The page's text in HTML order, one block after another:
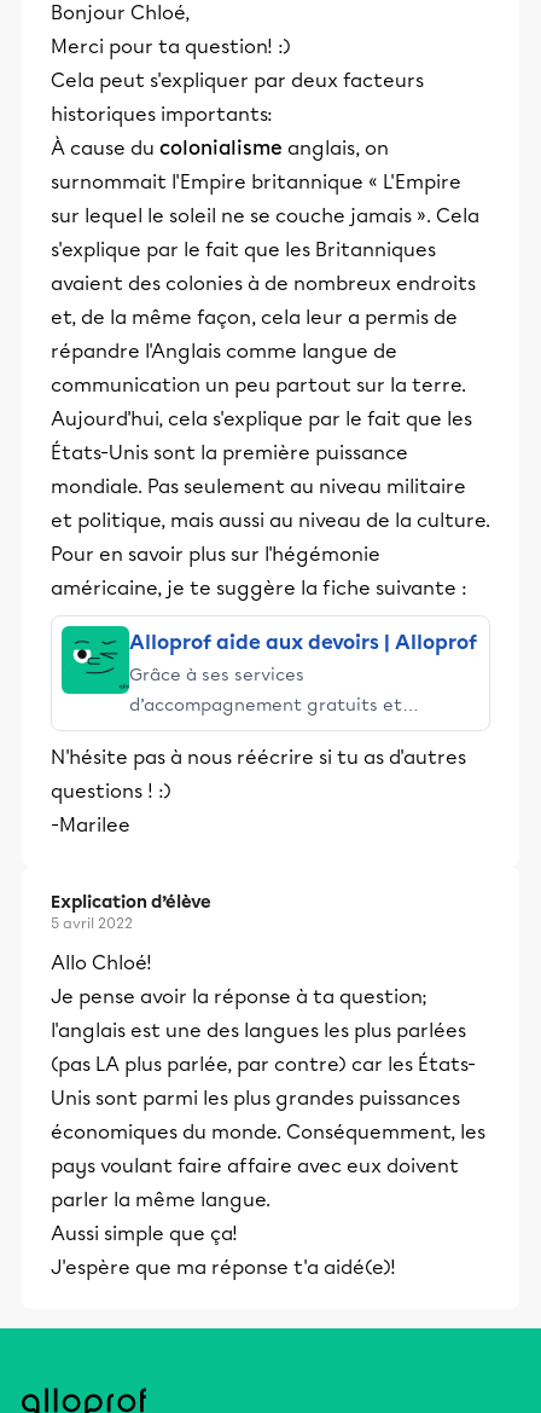
Bonjour Chloé,
Merci pour ta question! :)
Cela peut s'expliquer par deux facteurs
historiques importants:
À cause du colonialisme anglais, on
surnommait l'Empire britannique « L'Empire
sur lequel le soleil ne se couche jamais ». Cela
s'explique par le fait que les Britanniques
avaient des colonies à de nombreux endroits
et, de la même façon, cela leur a permis de
répandre l'Anglais comme langue de
communication un peu partout sur la terre.
Aujourd'hui, cela s'explique par le fait que les
États-Unis sont la première puissance
mondiale. Pas seulement au niveau militaire
et politique, mais aussi au niveau de la culture.
Pour en savoir plus sur l'hégémonie
américaine, je te suggère la fiche suivante :
Alloprof aide aux devoirs | Alloprof
Grâce à ses services
d’accompagnement gratuits et
stimulants, Alloprof engage les élèves
et leurs parents dans la réussite
éducative.
N'hésite pas à nous réécrire si tu as d'autres
questions ! :)
-Marilee
Explication d’élève
5 avril 2022
Allo Chloé!
Je pense avoir la réponse à ta question;
l'anglais est une des langues les plus parlées
(pas LA plus parlée, par contre) car les États-
Unis sont parmi les plus grandes puissances
économiques du monde. Conséquemment, les
pays voulant faire affaire avec eux doivent
parler la même langue.
Aussi simple que ça!
J'espère que ma réponse t'a aidé(e)!